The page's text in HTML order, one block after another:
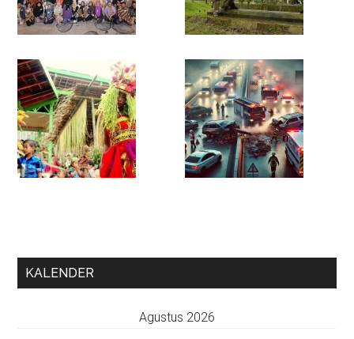
KALENDER
Agustus 2026